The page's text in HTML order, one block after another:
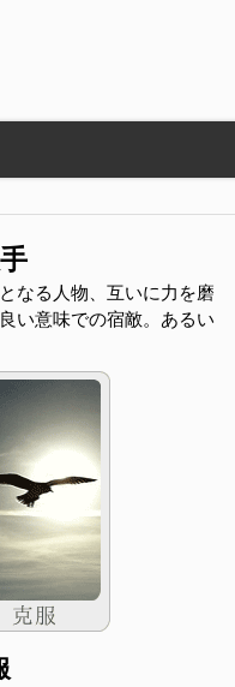
なる人物、互いに力を磨
い意味での宿敵。あるい